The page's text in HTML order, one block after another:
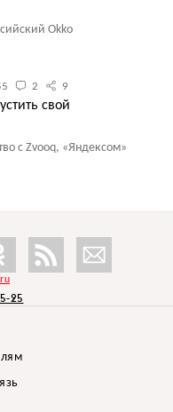
Okko
2 9
свой
с Zvooq, «Яндексом»
25